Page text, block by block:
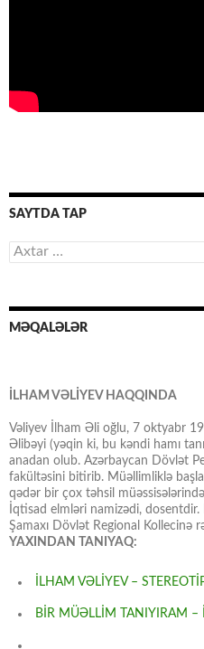
SAYTDA TAP
Axtarış:
MƏQALƏLƏR
İLHAM VƏLİYEV HAQQINDA
Vəliyev İlham Əli oğlu, 7 oktyabr
Əlibəyi (yəqin ki, bu kəndi hamı
anadan olub. Azərbaycan Dövlət
fakültəsini bitirib. Müəllimliklə
qədər bir çox təhsil
İqtisad elmləri namizədi,
Şamaxı Dövlət Regional Kollecinə
YAXINDAN TANIYAQ:
İLHAM VƏLİYEV –
BİR MÜƏLLİM TANIYIRAM –